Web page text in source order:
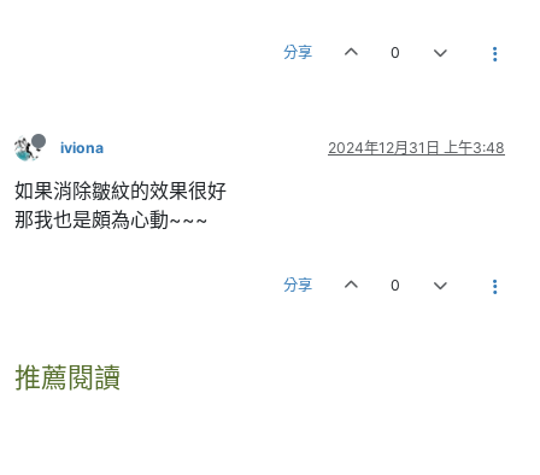
分享 0
iviona 2024年12月31日 上午3:48
如果消除皺紋的效果很好
那我也是頗為心動~~~
分享 0
推薦閱讀